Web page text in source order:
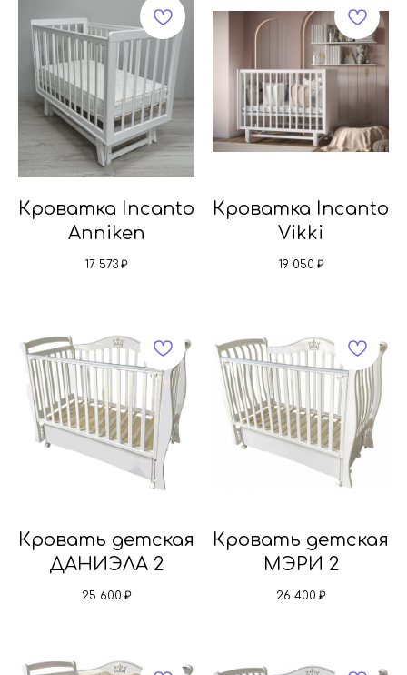
Кроватка Incanto
Anniken
17 573 ₽
Кроватка Incanto
Vikki
19 050 ₽
Кровать детская
ДАНИЭЛА 2
25 600 ₽
Кровать детская
МЭРИ 2
26 400 ₽